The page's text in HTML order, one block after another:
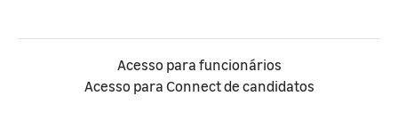
Acesso para funcionários
Acesso para Connect de candidatos